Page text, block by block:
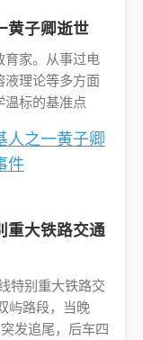
黄子卿逝世
育家。从事过电
液理论等多方面
温标的基准点
人之一黄子卿
件
重大铁路交通
特别重大铁路交
屿路段，当晚
发追尾，后车四